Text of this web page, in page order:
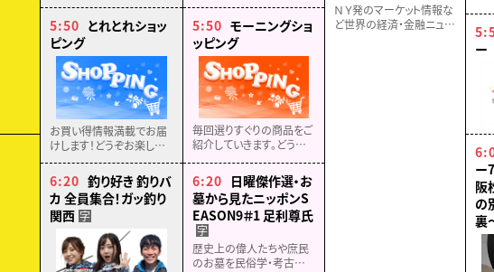
5:50 とれとれショッ
ピング
お買い得情報満載でお届
けします！どうぞお楽しみ
に！
6:20 釣り好き 釣りバ
カ 全員集合！ガッ釣り
関西 字
5:50 モーニングショ
ッピング
毎回選りすぐりの商品をご
紹介していきます。どうぞ
6:20 日曜傑作選・お
墓から見たニッポンS
EASON9＃1 足利尊氏
字
歴史上の偉人たちや庶民
のお墓を民俗学・考古学・
ＮＹ発のマーケット情報な
ど世界の経済・金融ニュー
ー
ー
阪
の
裏